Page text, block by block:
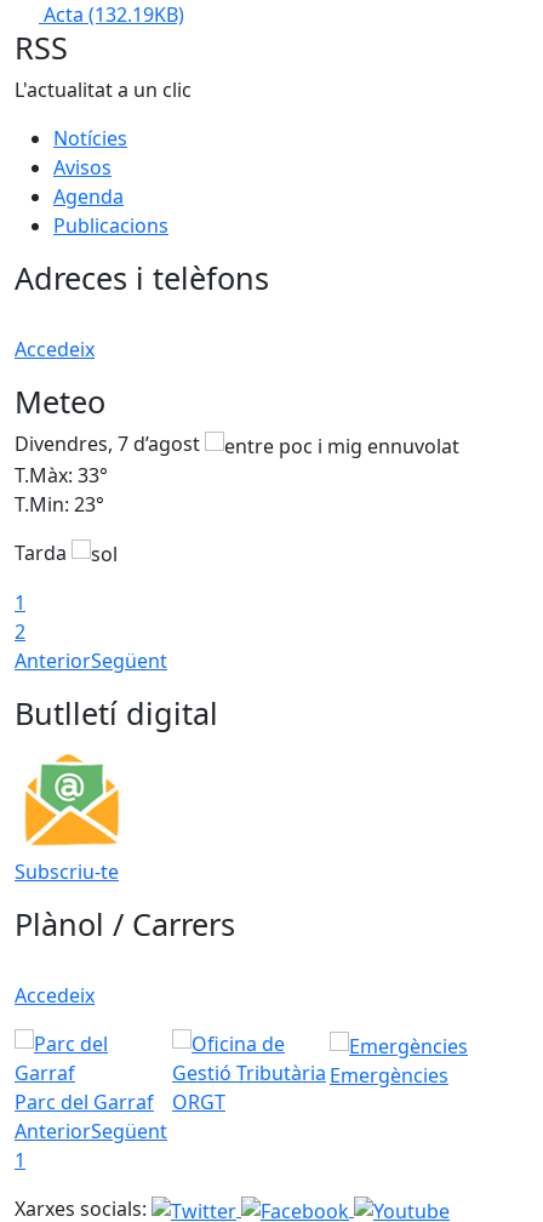
Acta (132.19KB)
RSS
L'actualitat a un clic
Notícies
Avisos
Agenda
Publicacions
Adreces i telèfons
Accedeix
Meteo
Divendres, 7 d’agost
T.Màx: 33°
T.Min: 23°
Tarda
1
2
AnteriorSegüent
Butlletí digital
Subscriu-te
Plànol / Carrers
Accedeix
Parc del Garraf ORGT
Emergències
AnteriorSegüent
1
Xarxes socials: